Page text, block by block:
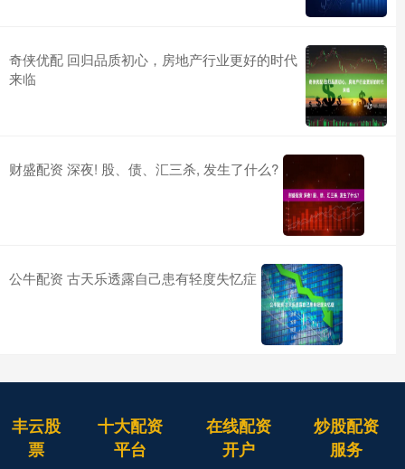
奇侠优配 回归品质初心，房地产行业更好的时代
来临
财盛配资 深夜! 股、债、汇三杀, 发生了什么?
公牛配资 古天乐透露自己患有轻度失忆症
丰云股
票
十大配资
平台
在线配资
开户
炒股配资
服务